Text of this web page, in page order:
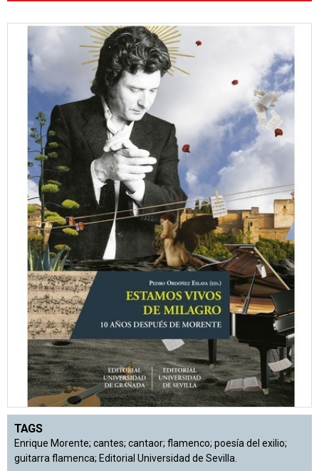
TAGS
Enrique Morente; cantes; cantaor; flamenco; poesía del exilio;
guitarra flamenca; Editorial Universidad de Sevilla.